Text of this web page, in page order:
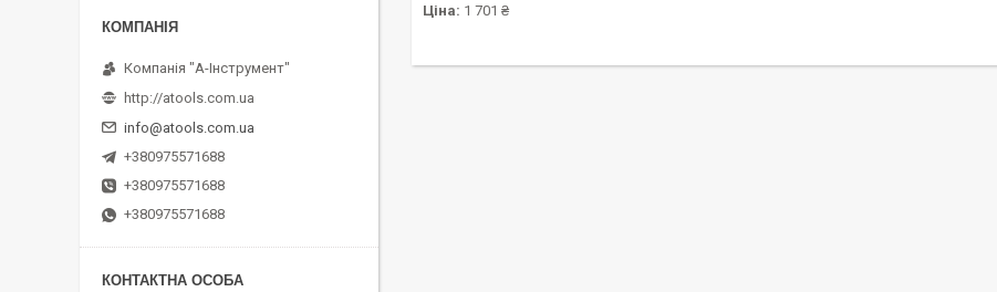
Ціна: 1 701 ₴
Компанія "А-Інструмент"
http://atools.com.ua
info@atools.com.ua
+380975571688
+380975571688
+380975571688